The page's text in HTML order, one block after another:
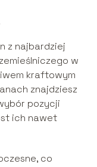
z najbardziej
w
kraftowym
znajdziesz
pozycji
ich nawet
co